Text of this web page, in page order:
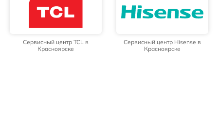
Сервисный центр TCL в
Красноярске
Сервисный центр Hisense в
Красноярске